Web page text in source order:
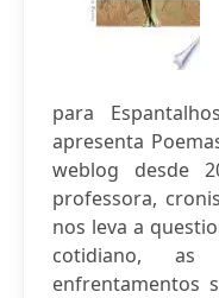
para
apresenta
weblog desde
professora,
nos leva a
cotidiano, as
enfrentamentos